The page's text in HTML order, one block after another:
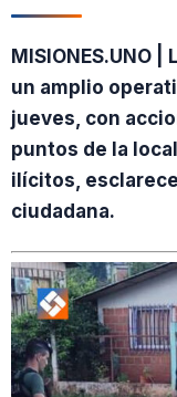
MISIONES.UNO
un amplio
jueves, con
puntos de la
ilícitos,
ciudadana.